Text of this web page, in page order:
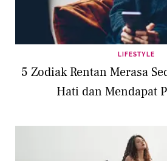
LIFESTYLE
5 Zodiak Rentan Merasa
Hati dan Mendapat